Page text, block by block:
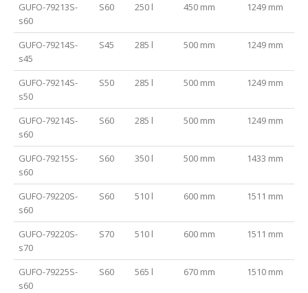
GUFO-79213S-
s60
S60 250 l 450 mm 1249 mm
GUFO-79214S-
s45
S45 285 l 500 mm 1249 mm
GUFO-79214S-
s50
S50 285 l 500 mm 1249 mm
GUFO-79214S-
s60
S60 285 l 500 mm 1249 mm
GUFO-79215S-
s60
S60 350 l 500 mm 1433 mm
GUFO-79220S-
s60
S60 510 l 600 mm 1511 mm
GUFO-79220S-
s70
S70 510 l 600 mm 1511 mm
GUFO-79225S-
s60
S60 565 l 670 mm 1510 mm